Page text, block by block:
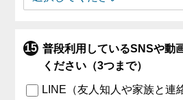
普段利用しているSNSや動
ください（3つまで）
LINE（友人知人や家族と連